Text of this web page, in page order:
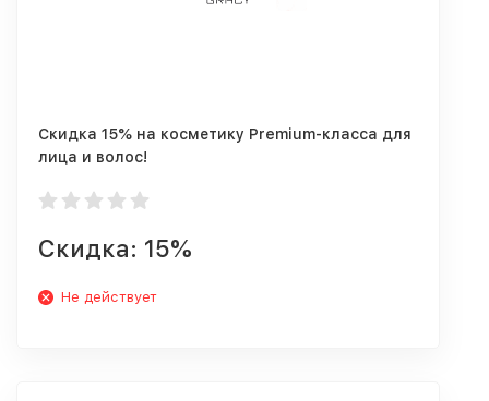
Скидка 15% на косметику Premium-класса для
лица и волос!
Скидка: 15%
Не действует